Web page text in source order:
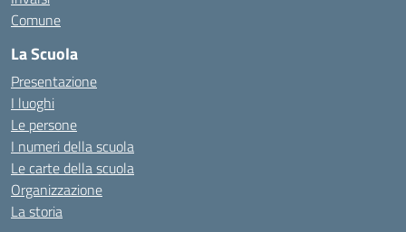
Comune
La Scuola
Presentazione
I luoghi
Le persone
I numeri della scuola
Le carte della scuola
Organizzazione
La storia